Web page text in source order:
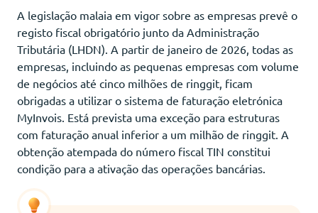
A legislação malaia em vigor sobre as empresas prevê o
registo fiscal obrigatório junto da Administração
Tributária (LHDN). A partir de janeiro de 2026, todas as
empresas, incluindo as pequenas empresas com volume
de negócios até cinco milhões de ringgit, ficam
obrigadas a utilizar o sistema de faturação eletrónica
MyInvois. Está prevista uma exceção para estruturas
com faturação anual inferior a um milhão de ringgit. A
obtenção atempada do número fiscal TIN constitui
condição para a ativação das operações bancárias.